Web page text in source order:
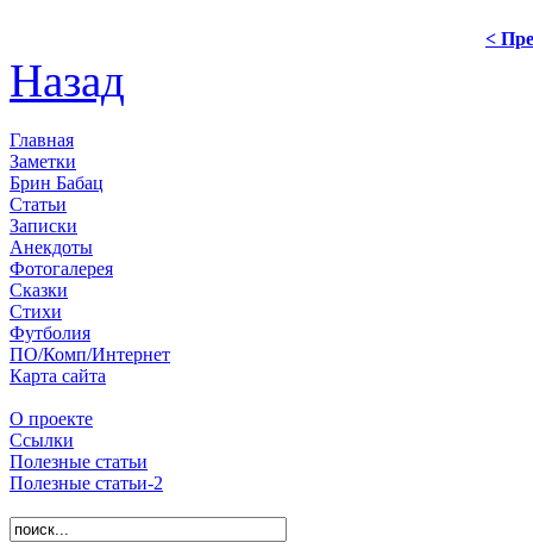
<
Назад
Главная
Заметки
Брин Бабац
Статьи
Записки
Анекдоты
Фотогалерея
Сказки
Стихи
Футболия
ПО/Комп/Интернет
Карта сайта
О проекте
Ссылки
Полезные статьи
Полезные статьи-2